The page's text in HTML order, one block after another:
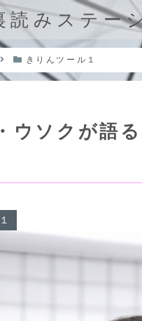
読みステー
きりんツール１
ウソクが語